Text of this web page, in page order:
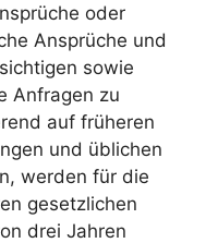
oder
Ansprüche und
sowie
Anfragen zu
auf früheren
und üblichen
werden für die
gesetzlichen
drei Jahren